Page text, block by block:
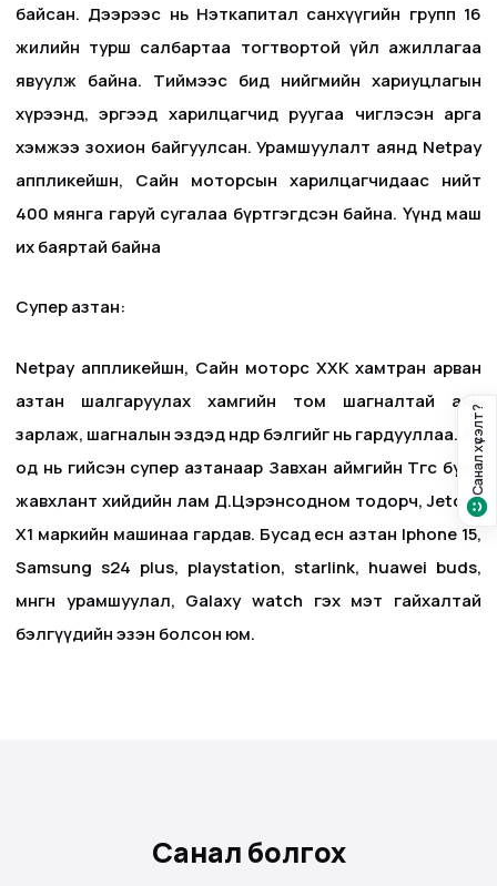
Санал хүсэлт?
байсан. Дээрээс нь Нэткапитал санхүүгийн групп 16
жилийн турш салбартаа тогтвортой үйл ажиллагаа
явуулж байна. Тиймээс бид нийгмийн хариуцлагын
хүрээнд, эргээд харилцагчид руугаа чиглэсэн арга
хэмжээ зохион байгуулсан. Урамшуулалт аянд Netpay
аппликейшн, Сайн моторсын харилцагчидаас нийт
400 мянга гаруй сугалаа бүртгэгдсэн байна. Үүнд маш
их баяртай байна
Супер азтан:
Netpay аппликейшн, Сайн моторс ХХК хамтран арван
азтан шалгаруулах хамгийн том шагналтай аян
зарлаж, шагналын эздэд өнөөдөр бэлгийг нь гардууллаа. Аз
од нь гийсэн супер азтанаар Завхан аймгийн Төгс буян
жавхлант хийдийн лам Д.Цэрэнсодном тодорч, Jetour
Х1 маркийн машинаа гардав. Бусад есөн азтан Iphone 15,
Samsung s24 plus, playstation, starlink, huawei buds,
мөнгөн урамшуулал, Galaxy watch гэх мэт гайхалтай
бэлгүүдийн эзэн болсон юм.
Санал болгох